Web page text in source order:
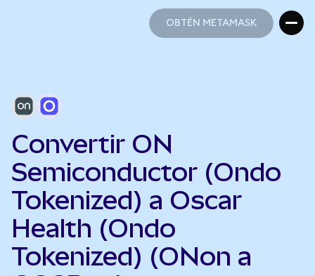
OBTÉN METAMASK
Convertir ON
Semiconductor (Ondo
Tokenized) a Oscar
Health (Ondo
Tokenized) (ONon a